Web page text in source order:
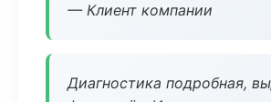
— Клиент компании
Диагностика подробная,